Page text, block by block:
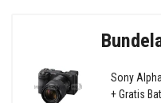
Sony
+ Gratis